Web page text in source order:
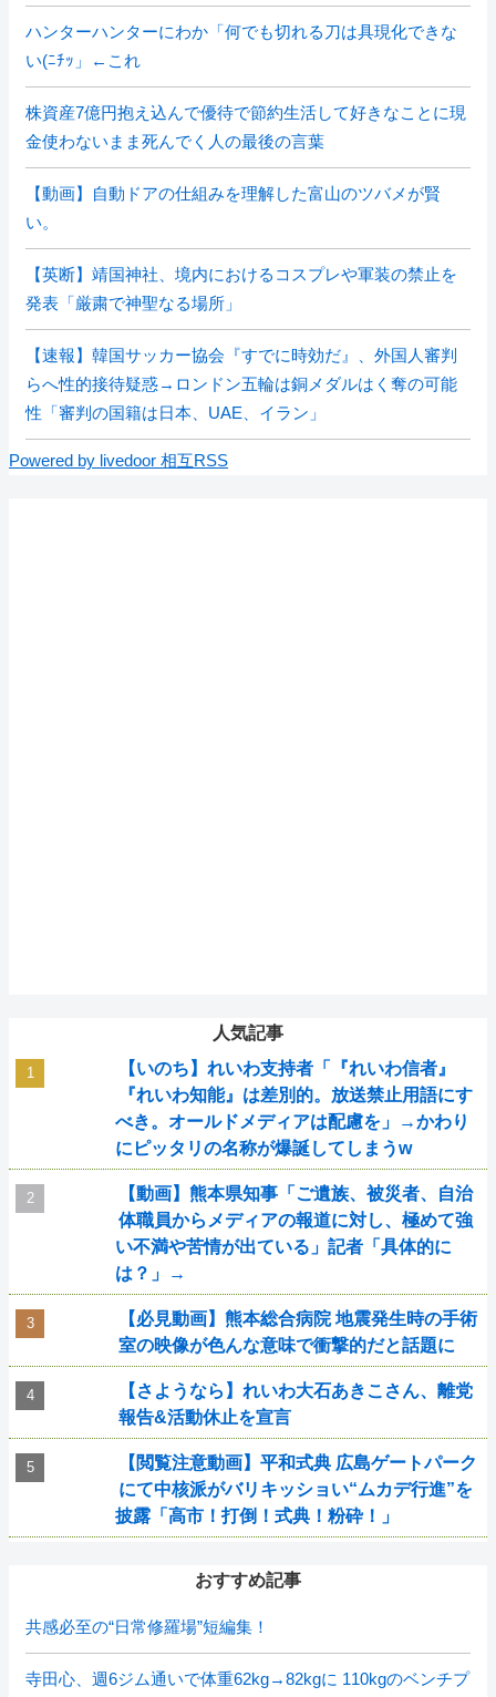
ハンターハンターにわか「何でも切れる刀は具現化できな
い(ﾆﾁｯ」←これ
株資産7億円抱え込んで優待で節約生活して好きなことに現
金使わないまま死んでく人の最後の言葉
【動画】自動ドアの仕組みを理解した富山のツバメが賢
い。
【英断】靖国神社、境内におけるコスプレや軍装の禁止を
発表「厳粛で神聖なる場所」
【速報】韓国サッカー協会『すでに時効だ』、外国人審判
らへ性的接待疑惑→ロンドン五輪は銅メダルはく奪の可能
性「審判の国籍は日本、UAE、イラン」
Powered by livedoor 相互RSS
人気記事
【いのち】れいわ支持者「『れいわ信者』
『れいわ知能』は差別的。放送禁止用語にす
べき。オールドメディアは配慮を」→かわり
にピッタリの名称が爆誕してしまうw
【動画】熊本県知事「ご遺族、被災者、自治
体職員からメディアの報道に対し、極めて強
い不満や苦情が出ている」記者「具体的に
は？」→
【必見動画】熊本総合病院 地震発生時の手術
室の映像が色んな意味で衝撃的だと話題に
【さようなら】れいわ大石あきこさん、離党
報告&活動休止を宣言
【閲覧注意動画】平和式典 広島ゲートパーク
にて中核派がバリキッショい“ムカデ行進”を
披露「高市！打倒！式典！粉砕！」
おすすめ記事
共感必至の“日常修羅場”短編集！
寺田心、週6ジム通いで体重62kg→82kgに 110kgのベンチプ